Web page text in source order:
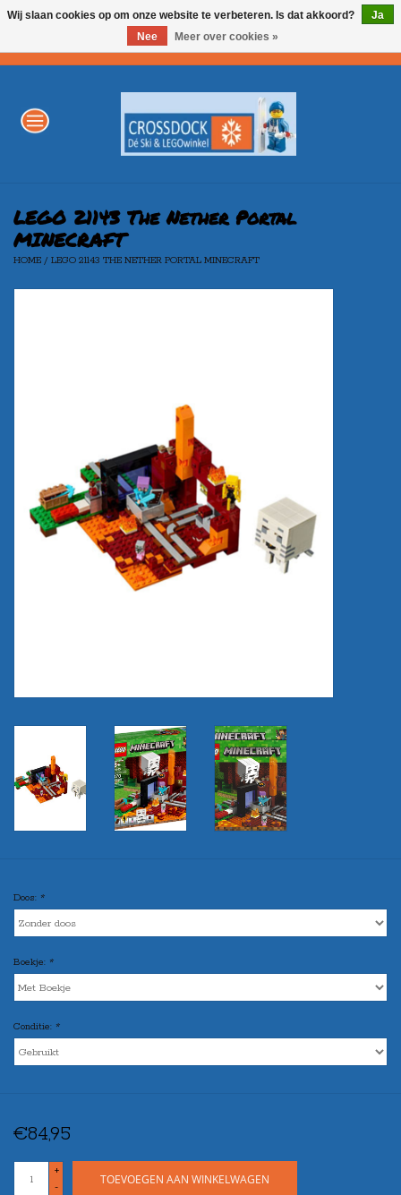
WINTERSPORT
LEGO
LEGO 21143 The Nether Portal
MINECRAFT
HOME / LEGO 21143 THE NETHER PORTAL MINECRAFT
Doos: *
Boekje: *
Conditie: *
€84,95
+
-
TOEVOEGEN AAN WINKELWAGEN
Wij slaan cookies op om onze website te verbeteren. Is dat akkoord?
Ja
Nee
Meer over cookies »